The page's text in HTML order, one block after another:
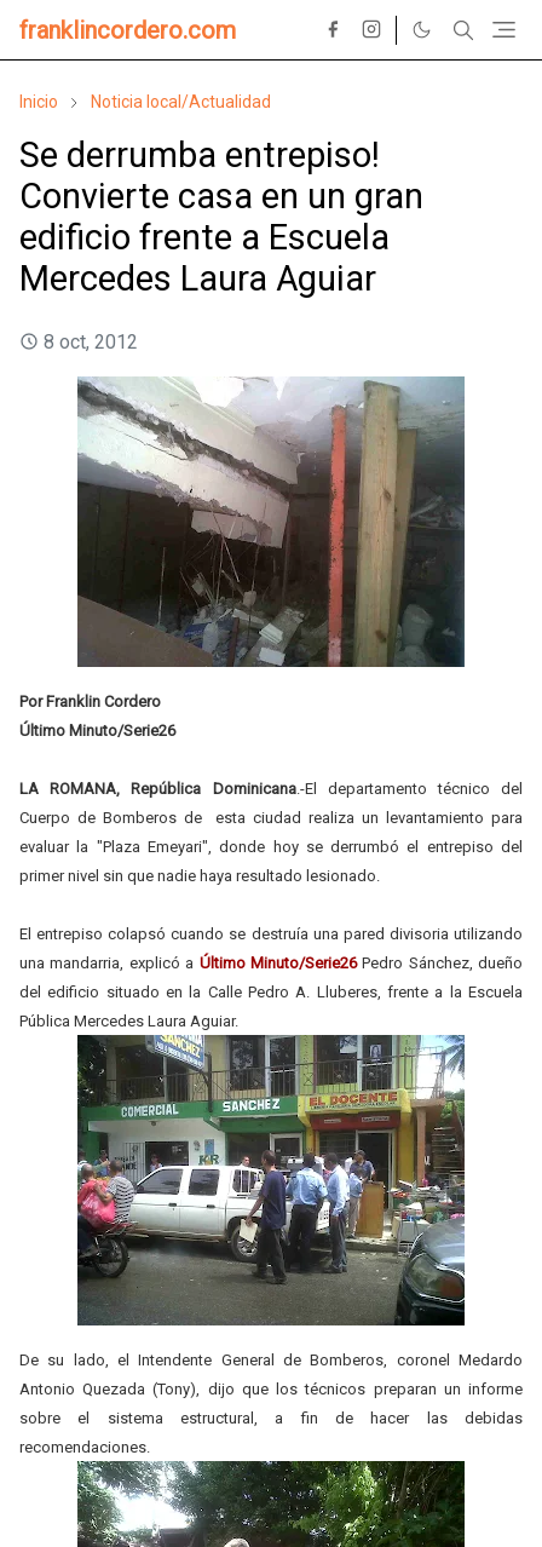
franklincordero.com
Inicio Noticia local/Actualidad
Se derrumba entrepiso!
Convierte casa en un gran
edificio frente a Escuela
Mercedes Laura Aguiar
8 oct, 2012
Por Franklin Cordero
Último Minuto/Serie26
LA ROMANA, República Dominicana.-El departamento técnico del
Cuerpo de Bomberos de esta ciudad realiza un levantamiento para
evaluar la "Plaza Emeyari", donde hoy se derrumbó el entrepiso del
primer nivel sin que nadie haya resultado lesionado.
El entrepiso colapsó cuando se destruía una pared divisoria utilizando
una mandarria, explicó a Último Minuto/Serie26Pedro Sánchez, dueño
del edificio situado en la Calle Pedro A. Lluberes, frente a la Escuela
Pública Mercedes Laura Aguiar.
De su lado, el Intendente General de Bomberos, coronel Medardo
Antonio Quezada (Tony), dijo que los técnicos preparan un informe
sobre el sistema estructural, a fin de hacer las debidas
recomendaciones.